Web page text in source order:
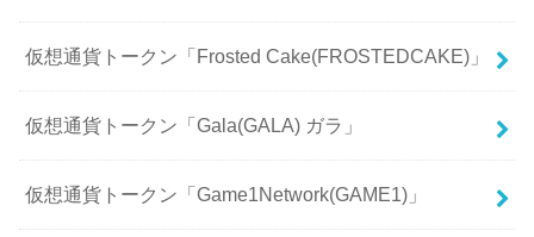
仮想通貨トークン「Frosted Cake(FROSTEDCAKE)」
仮想通貨トークン「Gala(GALA) ガラ」
仮想通貨トークン「Game1Network(GAME1)」